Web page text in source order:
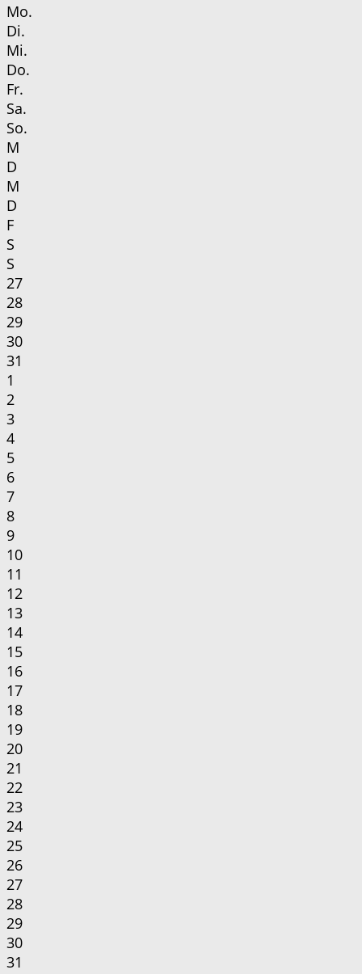
Mo.
Di.
Mi.
Do.
Fr.
Sa.
So.
M
D
M
D
F
S
S
27
28
29
30
31
1
2
3
4
5
6
7
8
9
10
11
12
13
14
15
16
17
18
19
20
21
22
23
24
25
26
27
28
29
30
31